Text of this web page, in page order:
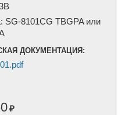
SG-8101CG TBGPA или
ДОКУМЕНТАЦИЯ:
₽